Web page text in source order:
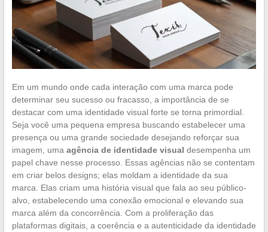
Em um mundo onde cada interação com uma marca pode
determinar seu sucesso ou fracasso, a importância de se
destacar com uma identidade visual forte se torna primordial.
Seja você uma pequena empresa buscando estabelecer uma
presença ou uma grande sociedade desejando reforçar sua
imagem, uma agência de identidade visual desempenha um
papel chave nesse processo. Essas agências não se contentam
em criar belos designs; elas moldam a identidade da sua
marca. Elas criam uma história visual que fala ao seu público-
alvo, estabelecendo uma conexão emocional e elevando sua
marca além da concorrência. Com a proliferação das
plataformas digitais, a coerência e a autenticidade da identidade